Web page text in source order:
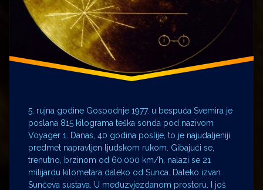
5. rujna godine Gospodnje 1977. u bespuća Svemira je
poslana 815 kilograma teška sonda pod nazivom
Voyager 1. Danas, 40 godina poslije, to je najudaljeniji
predmet napravljen ljudskom rukom. Gibajući se,
trenutno, brzinom od 60.000 km/h, nalazi se 21
milijardu kilometara daleko od Sunca. Daleko izvan
Sunčeva sustava. U međuzvjezdanom prostoru. I još